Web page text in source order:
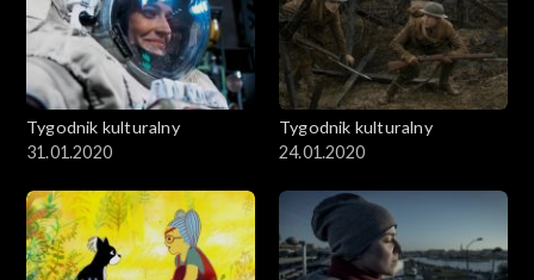
Tygodnik kulturalny
31.01.2020
Tygodnik kulturalny
24.01.2020